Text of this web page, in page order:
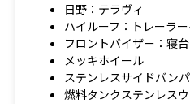
日野：テラヴィ
ハイルーフ：トレーラ
フロントバイザー：寝
メッキホイール
ステンレスサイドバン
燃料タンクステンレス